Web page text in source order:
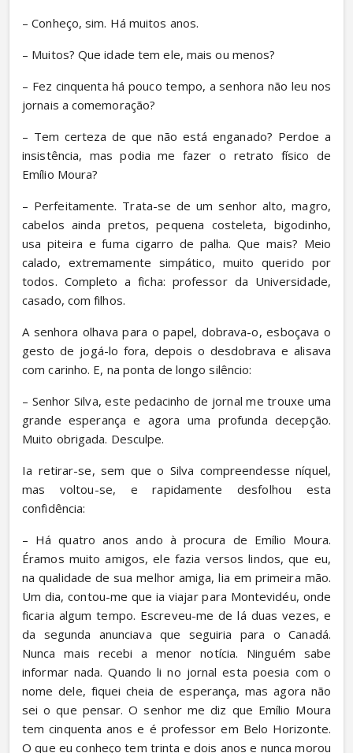
– Conheço, sim. Há muitos anos.
– Muitos? Que idade tem ele, mais ou menos?
– Fez cinquenta há pouco tempo, a senhora não leu nos
jornais a comemoração?
– Tem certeza de que não está enganado? Perdoe a
insistência, mas podia me fazer o retrato físico de
Emílio Moura?
– Perfeitamente. Trata-se de um senhor alto, magro,
cabelos ainda pretos, pequena costeleta, bigodinho,
usa piteira e fuma cigarro de palha. Que mais? Meio
calado, extremamente simpático, muito querido por
todos. Completo a ficha: professor da Universidade,
casado, com filhos.
A senhora olhava para o papel, dobrava-o, esboçava o
gesto de jogá-lo fora, depois o desdobrava e alisava
com carinho. E, na ponta de longo silêncio:
– Senhor Silva, este pedacinho de jornal me trouxe uma
grande esperança e agora uma profunda decepção.
Muito obrigada. Desculpe.
Ia retirar-se, sem que o Silva compreendesse níquel,
mas voltou-se, e rapidamente desfolhou esta
confidência:
– Há quatro anos ando à procura de Emílio Moura.
Éramos muito amigos, ele fazia versos lindos, que eu,
na qualidade de sua melhor amiga, lia em primeira mão.
Um dia, contou-me que ia viajar para Montevidéu, onde
ficaria algum tempo. Escreveu-me de lá duas vezes, e
da segunda anunciava que seguiria para o Canadá.
Nunca mais recebi a menor notícia. Ninguém sabe
informar nada. Quando li no jornal esta poesia com o
nome dele, fiquei cheia de esperança, mas agora não
sei o que pensar. O senhor me diz que Emílio Moura
tem cinquenta anos e é professor em Belo Horizonte.
O que eu conheço tem trinta e dois anos e nunca morou